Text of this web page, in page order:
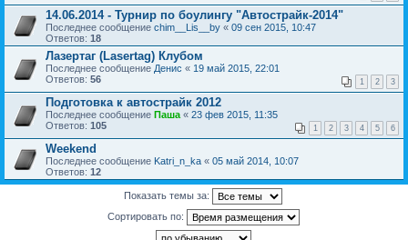
14.06.2014 - Турнир по боулингу "Автострайк-2014"
Последнее сообщение chim__Lis__by « 09 сен 2015, 10:47
Ответов: 18
Лазертаг (Lasertag) Клубом
Последнее сообщение Денис « 19 май 2015, 22:01
Ответов: 56 1 2 3
Подготовка к автострайк 2012
Последнее сообщение Паша « 23 фев 2015, 11:35
Ответов: 105 1 2 3 4 5 6
Weekend
Последнее сообщение Katri_n_ka « 05 май 2014, 10:07
Ответов: 12
Показать темы за:
Сортировать по: